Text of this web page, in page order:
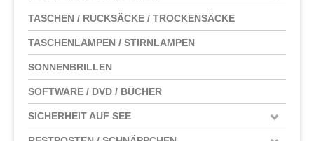
TASCHEN / RUCKSÄCKE / TROCKENSÄCKE
TASCHENLAMPEN / STIRNLAMPEN
SONNENBRILLEN
SOFTWARE / DVD / BÜCHER
SICHERHEIT AUF SEE